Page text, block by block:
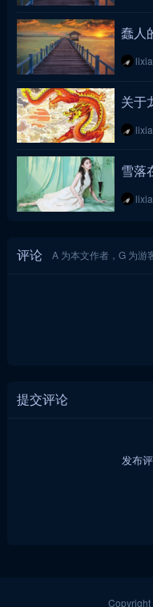
蠢人
关于
雪落
评论 A 为本文作者，G 为游
提交评论
发布